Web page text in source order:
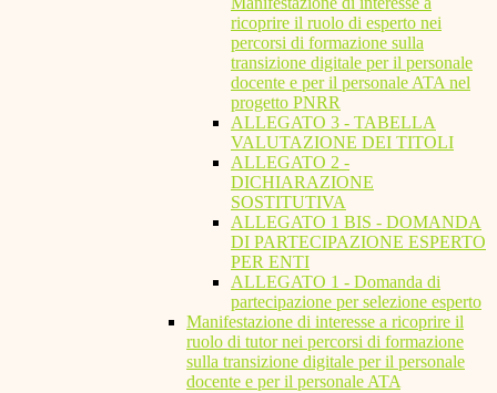
ricoprire il ruolo di esperto nei
percorsi di formazione sulla
transizione digitale per il personale
docente e per il personale ATA nel
progetto PNRR
ALLEGATO 3 - TABELLA
VALUTAZIONE DEI TITOLI
ALLEGATO 2 -
DICHIARAZIONE
SOSTITUTIVA
ALLEGATO 1 BIS - DOMANDA
DI PARTECIPAZIONE ESPERTO
PER ENTI
ALLEGATO 1 - Domanda di
partecipazione per selezione esperto
Manifestazione di interesse a ricoprire il
ruolo di tutor nei percorsi di formazione
sulla transizione digitale per il personale
docente e per il personale ATA